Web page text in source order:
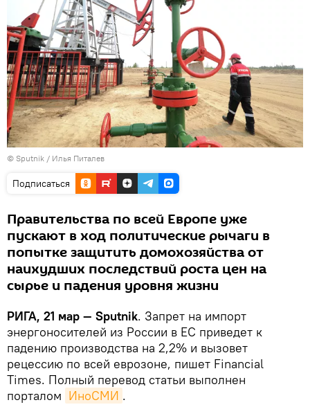
© Sputnik / Илья Питалев
Подписаться
Правительства по всей Европе уже
пускают в ход политические рычаги в
попытке защитить домохозяйства от
наихудших последствий роста цен на
сырье и падения уровня жизни
РИГА, 21 мар — Sputnik. Запрет на импорт
энергоносителей из России в ЕС приведет к
падению производства на 2,2% и вызовет
рецессию по всей еврозоне, пишет Financial
Times. Полный перевод статьи выполнен
порталом ИноСМИ .